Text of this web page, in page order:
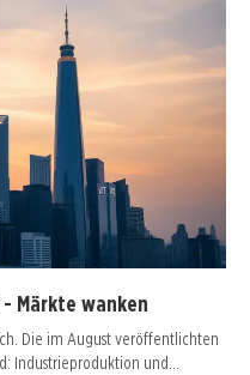
Märkte wanken
Die im August veröffentlichten
Industrieproduktion und…